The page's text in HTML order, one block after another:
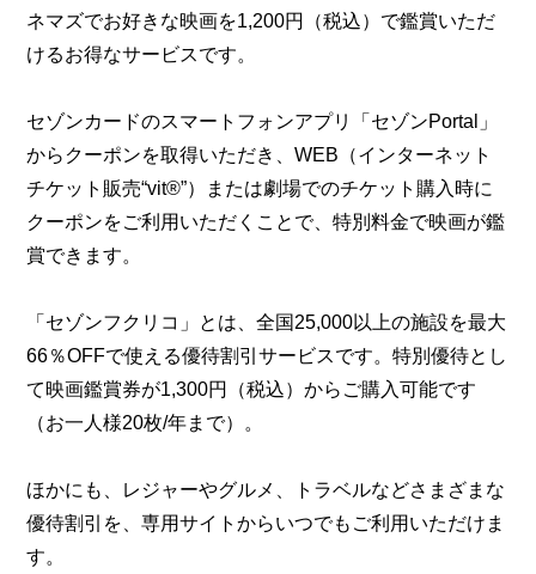
ネマズでお好きな映画を1,200円（税込）で鑑賞いただ
けるお得なサービスです。
セゾンカードのスマートフォンアプリ「セゾンPortal」
からクーポンを取得いただき、WEB（インターネット
チケット販売“vit®”）または劇場でのチケット購入時に
クーポンをご利用いただくことで、特別料金で映画が鑑
賞できます。
「セゾンフクリコ」とは、全国25,000以上の施設を最大
66％OFFで使える優待割引サービスです。特別優待とし
て映画鑑賞券が1,300円（税込）からご購入可能です
（お一人様20枚/年まで）。
ほかにも、レジャーやグルメ、トラベルなどさまざまな
優待割引を、専用サイトからいつでもご利用いただけま
す。